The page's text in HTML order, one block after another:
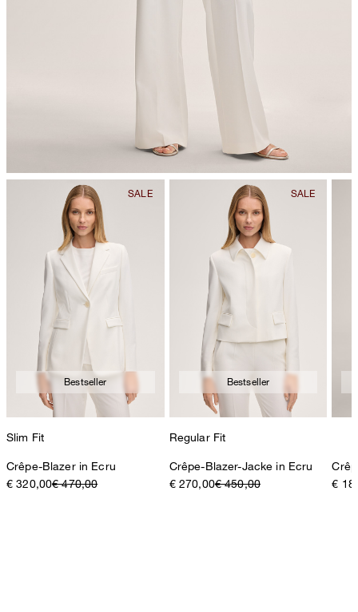
chemische Reinigung mit Perchlorethylen, schonend
Bestseller
Slim Fit
Crêpe-Blazer in Ecru
€ 320,00€ 470,00
Bestseller
Regular Fit
Crêpe-Blazer-Jacke in Ecru
€ 270,00€ 450,00
€